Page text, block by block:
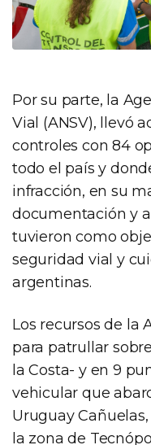
Por su parte, la
Vial (ANSV), llevó
controles con 84
todo el país y
infracción, en su
documentación y
tuvieron como
seguridad vial y
argentinas.
Los recursos de la
para patrullar
la Costa- y en 9
vehicular que
Uruguay
la zona de